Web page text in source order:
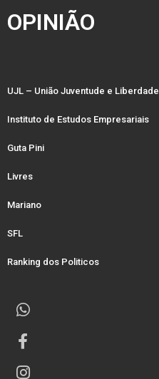
OPINIÃO
UJL – União Juventude e Liberdade
Instituto de Estudos Empresariais
Guta Pini
Livres
Mariano
SFL
Ranking dos Politicos